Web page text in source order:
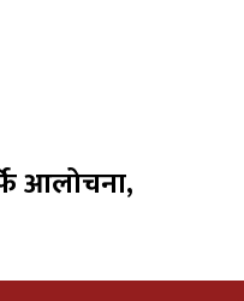
आलोचना,